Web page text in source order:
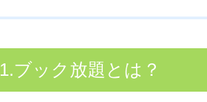
1.ブック放題とは？